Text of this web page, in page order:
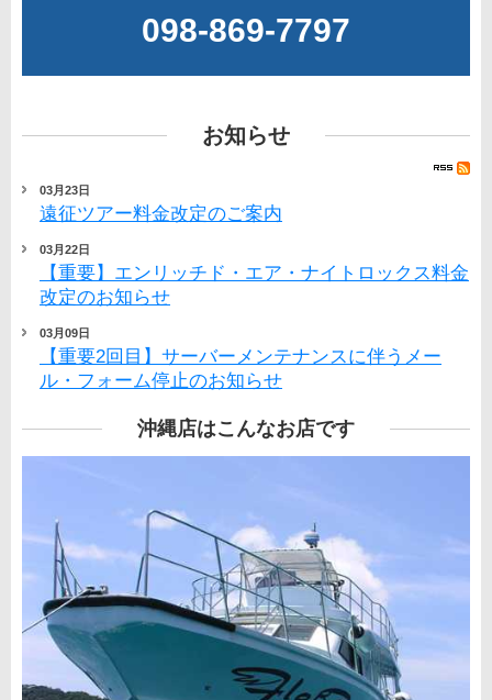
098-869-7797
お知らせ
03月23日
遠征ツアー料金改定のご案内
03月22日
【重要】エンリッチド・エア・ナイトロックス料金
改定のお知らせ
03月09日
【重要2回目】サーバーメンテナンスに伴うメー
ル・フォーム停止のお知らせ
沖縄店はこんなお店です